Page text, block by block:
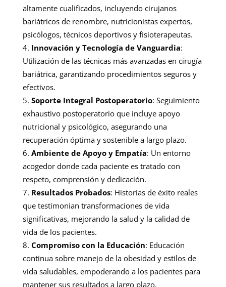
altamente cualificados, incluyendo cirujanos
bariátricos de renombre, nutricionistas expertos,
psicólogos, técnicos deportivos y fisioterapeutas.
Innovación y Tecnología de Vanguardia:
Utilización de las técnicas más avanzadas en cirugía
bariátrica, garantizando procedimientos seguros y
efectivos.
Soporte Integral Postoperatorio: Seguimiento
exhaustivo postoperatorio que incluye apoyo
nutricional y psicológico, asegurando una
recuperación óptima y sostenible a largo plazo.
Ambiente de Apoyo y Empatía: Un entorno
acogedor donde cada paciente es tratado con
respeto, comprensión y dedicación.
Resultados Probados: Historias de éxito reales
que testimonian transformaciones de vida
significativas, mejorando la salud y la calidad de
vida de los pacientes.
Compromiso con la Educación: Educación
continua sobre manejo de la obesidad y estilos de
vida saludables, empoderando a los pacientes para
mantener sus resultados a largo plazo.